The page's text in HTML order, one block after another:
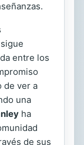
entre los
de ver a
una
ha
de sus